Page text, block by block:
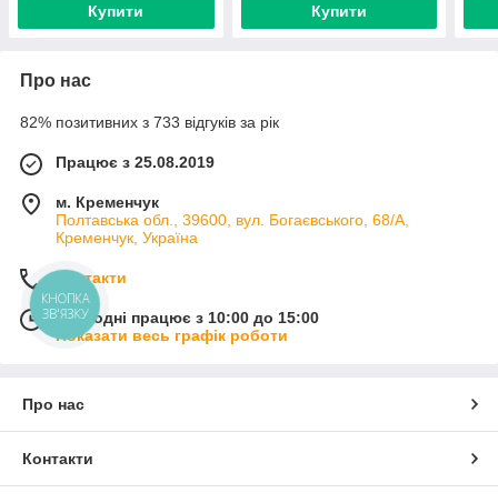
Купити Купити
Про нас
82% позитивних з 733 відгуків за рік
Працює з 25.08.2019
м. Кременчук
Полтавська обл., 39600, вул. Богаєвського, 68/А,
Кременчук, Україна
Контакти
Сьогодні працює з 10:00 до 15:00
Показати весь графік роботи
Про нас
Контакти
КНОПКА
ЗВ'ЯЗКУ